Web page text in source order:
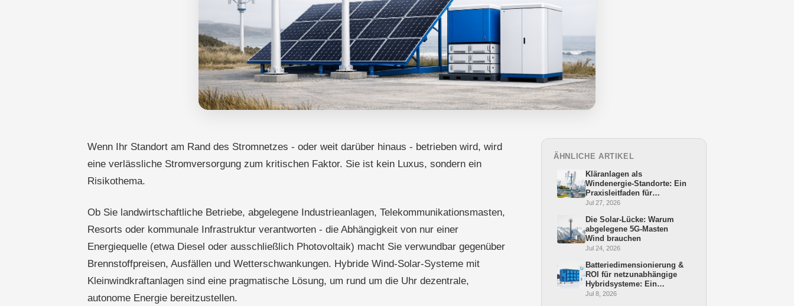
Wenn Ihr Standort am Rand des Stromnetzes - oder weit darüber hinaus - betrieben wird, wird
eine verlässliche Stromversorgung zum kritischen Faktor. Sie ist kein Luxus, sondern ein
Risikothema.
Ob Sie landwirtschaftliche Betriebe, abgelegene Industrieanlagen, Telekommunikationsmasten,
Resorts oder kommunale Infrastruktur verantworten - die Abhängigkeit von nur einer
Energiequelle (etwa Diesel oder ausschließlich Photovoltaik) macht Sie verwundbar gegenüber
Brennstoffpreisen, Ausfällen und Wetterschwankungen. Hybride Wind-Solar-Systeme mit
Kleinwindkraftanlagen sind eine pragmatische Lösung, um rund um die Uhr dezentrale,
autonome Energie bereitzustellen.
ÄHNLICHE ARTIKEL
Kläranlagen als
Windenergie-Standorte: Ein
Praxisleitfaden für
Bürgermeister und
Jul 27, 2026
Die Solar-Lücke: Warum
abgelegene 5G-Masten
Wind brauchen
Jul 24, 2026
Batteriedimensionierung &
ROI für netzunabhängige
Hybridsysteme: Ein
Praxisleitfaden
Jul 8, 2026